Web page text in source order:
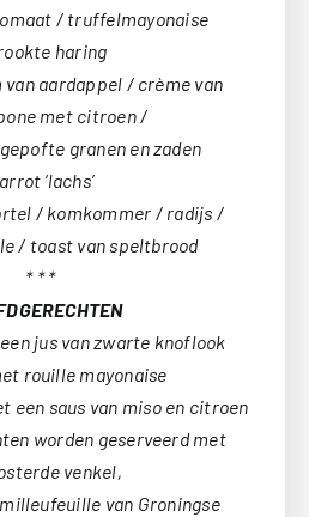
/ truffelmayonaise
haring
aardappel / crème van
met citroen /
granen en zaden
‘lachs’
/ komkommer / radijs /
/ toast van speltbrood
* * *
jus van zwarte knoflook
rouille mayonaise
een saus van miso en citroen
worden geserveerd met
venkel,
van Groningse